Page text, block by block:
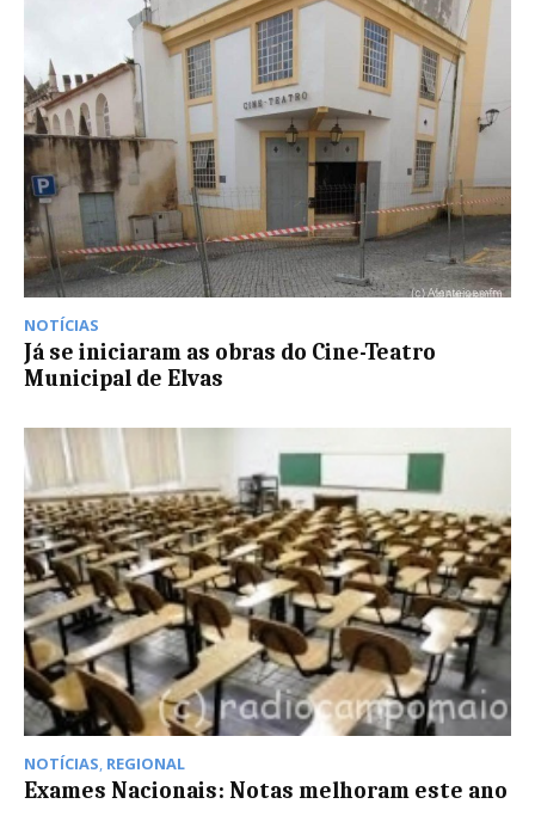
NOTÍCIAS
Já se iniciaram as obras do Cine-Teatro
Municipal de Elvas
NOTÍCIAS REGIONAL
Exames Nacionais: Notas melhoram este ano